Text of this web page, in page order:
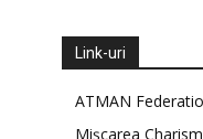
Link-uri
ATMAN
Mișcarea